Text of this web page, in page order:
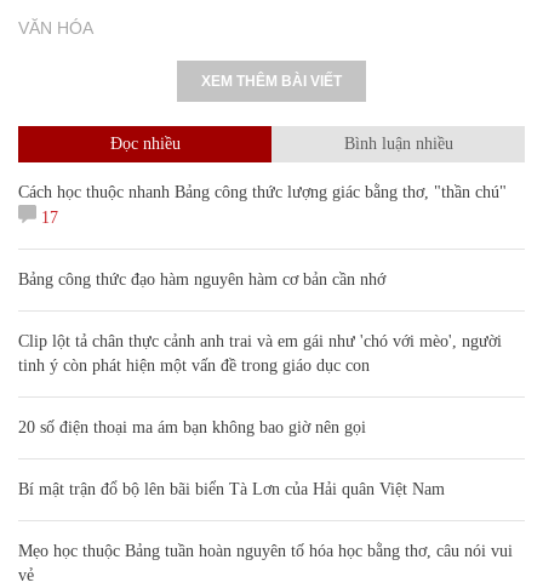
VĂN HÓA
XEM THÊM BÀI VIẾT
Đọc nhiều Bình luận nhiều
Cách học thuộc nhanh Bảng công thức lượng giác bằng thơ, "thần chú"
17
Bảng công thức đạo hàm nguyên hàm cơ bản cần nhớ
Clip lột tả chân thực cảnh anh trai và em gái như 'chó với mèo', người
tinh ý còn phát hiện một vấn đề trong giáo dục con
20 số điện thoại ma ám bạn không bao giờ nên gọi
Bí mật trận đổ bộ lên bãi biển Tà Lơn của Hải quân Việt Nam
Mẹo học thuộc Bảng tuần hoàn nguyên tố hóa học bằng thơ, câu nói vui
vẻ